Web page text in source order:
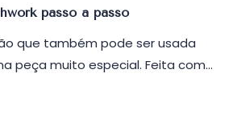
passo a passo
que também pode ser usada
peça muito especial. Feita com…